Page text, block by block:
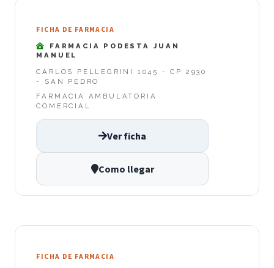
FICHA DE FARMACIA
FARMACIA PODESTA JUAN
MANUEL
CARLOS PELLEGRINI 1045 - CP 2930
- SAN PEDRO
FARMACIA AMBULATORIA
COMERCIAL
Ver ficha
Como llegar
FICHA DE FARMACIA